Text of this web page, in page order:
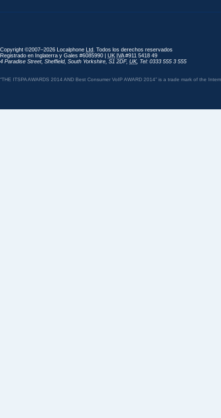
Copyright ©2007–2026 Localphone Ltd . Todos los derechos reservados
Registrado en Inglaterra y Gales #6085990 | UK IVA#911 5418 49
4 Paradise Street, Sheffield, South Yorkshire S1 2DF, UK, Tel: 0333 555 3 555
“THE ITSPA AWARDS 2014 AND Best Consumer VoIP AWARD 2014” is a trade mark of the